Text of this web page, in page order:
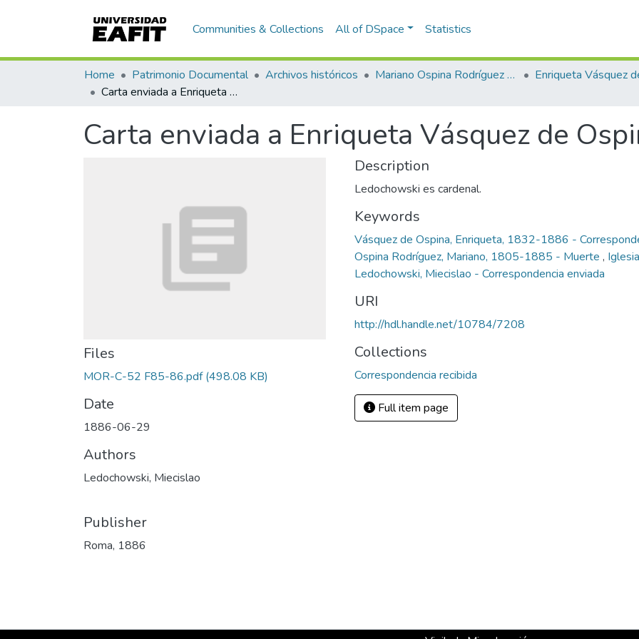
Communities & Collections All of DSpace Statistics
Home Patrimonio Documental Archivos históricos Mariano Ospina Rodríguez (1826 -1912)
Carta enviada a Enriqueta Vásquez de Ospina
Carta enviada a Enriqueta Vásquez de
Files
MOR-C-52 F85-86.pdf(498.08 KB)
Date
1886-06-29
Authors
Ledochowski, Miecislao
Publisher
Roma, 1886
Description
Ledochowski es cardenal.
Keywords
Vásquez de Ospina, Enriqueta, 1832-1886 -
Ospina Rodríguez, Mariano, 1805-1885 - Muerte ,
Ledochowski, Miecislao - Correspondencia enviada
URI
http://hdl.handle.net/10784/7208
Collections
Correspondencia recibida
Full item page